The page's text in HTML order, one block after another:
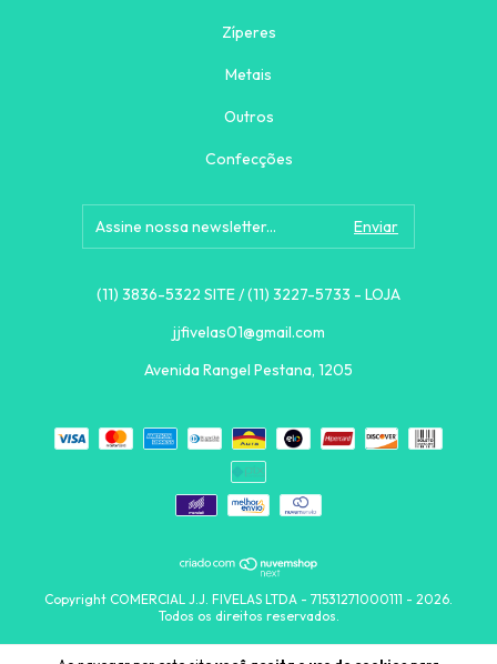
Zíperes
Metais
Outros
Confecções
(11) 3836-5322 SITE / (11) 3227-5733 - LOJA
jjfivelas01@gmail.com
Avenida Rangel Pestana, 1205
Copyright COMERCIAL J.J. FIVELAS LTDA - 71531271000111 - 2026.
Todos os direitos reservados.